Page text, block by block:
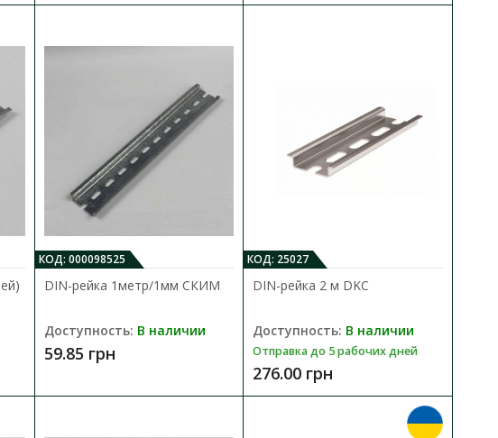
Ø11-17мм IP67 ЕТІ
IP67 ЕТІ ( 1101055 )
В КОРЗИНУ
КОД: 000098525
DIN-рейка 1метр/1мм СКИМ
Доступность: В наличии
59.85 грн
КОД: 25027
DIN-рейка 2 м DKC
Доступность: В наличии
Отправка до 5 рабочих дней
276.00 грн